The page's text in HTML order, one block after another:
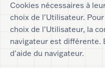
Cookies nécessaires à
choix de l'Utilisateur.
choix de l'Utilisateur, la
navigateur est différente.
d'aide du navigateur.